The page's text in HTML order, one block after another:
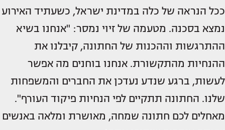
ככל הנראה של כלה במדינת ישראל, כשעתיד האירוע
נמצא בסכנה. מטעמה של זיוי נמסר: "אנחנו בשיא
ההתרגשות וההכנות של החתונה, קיבלנו את
ההנחיות מהתקשורת. אנחנו בוחנים מה אפשר
לעשות, ברגע שנדע נעדכן את החברים והמשפחות
שלנו. החתונה תתקיים לפי הנחיות פיקוד העורף".
מאחלים לכם חתונה שמחה, מאושרת ומלאה באנשים